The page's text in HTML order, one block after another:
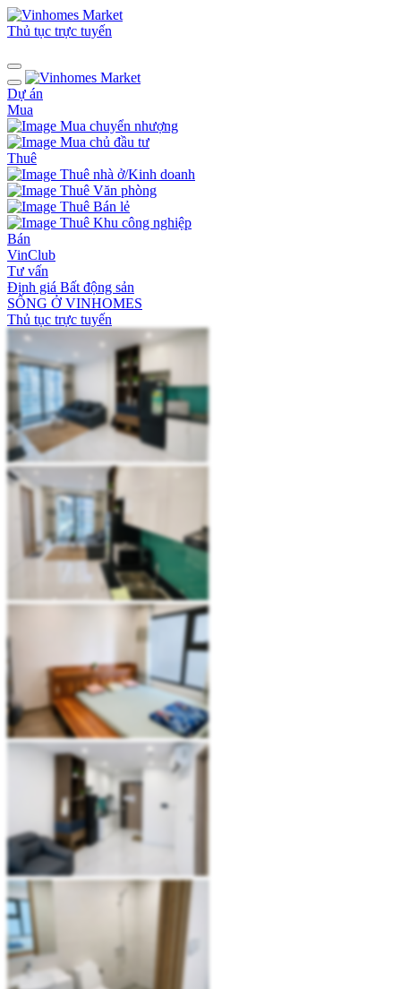
Thủ tục trực tuyến
Dự án
Mua
Mua chuyển nhượng
Mua chủ đầu tư
Thuê
Thuê nhà ở/Kinh doanh
Thuê Văn phòng
Thuê Bán lẻ
Thuê Khu công nghiệp
Bán
VinClub
Tư vấn
Định giá Bất động sản
SỐNG Ở VINHOMES
Thủ tục trực tuyến